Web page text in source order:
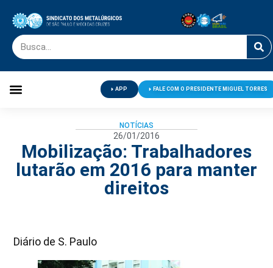
APP FALE COM O PRESIDENTE MIGUEL TORRES
NOTÍCIAS
26/01/2016
Mobilização: Trabalhadores
lutarão em 2016 para manter
direitos
Diário de S. Paulo